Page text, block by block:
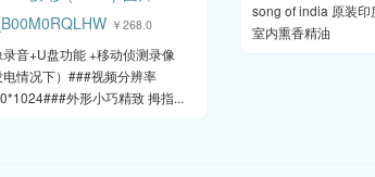
￥268.0
音+U盘功能 +移动侦测录像
情况下）###视频分辨率
外形小巧精致 拇指...
song of india 原装印
室内熏香精油